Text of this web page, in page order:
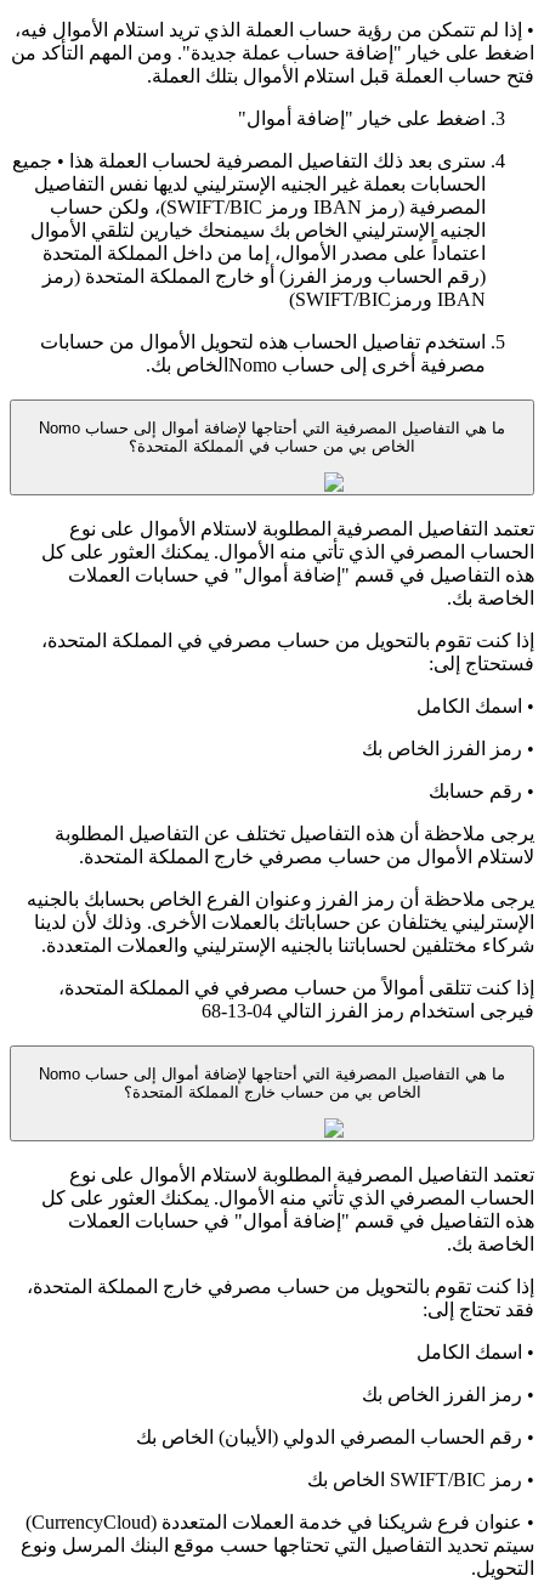
• إذا لم تتمكن من رؤية حساب العملة الذي تريد استلام الأموال فيه،
اضغط على خيار "إضافة حساب عملة جديدة". ومن المهم التأكد من
فتح حساب العملة قبل استلام الأموال بتلك العملة.
اضغط على خيار "إضافة أموال"
سترى بعد ذلك التفاصيل المصرفية لحساب العملة هذا • جميع
الحسابات بعملة غير الجنيه الإسترليني لديها نفس التفاصيل
المصرفية (رمز IBAN ورمز SWIFT/BIC)، ولكن حساب
الجنيه الإسترليني الخاص بك سيمنحك خيارين لتلقي الأموال
اعتماداً على مصدر الأموال، إما من داخل المملكة المتحدة
(رقم الحساب ورمز الفرز) أو خارج المملكة المتحدة (رمز
IBAN ورمزSWIFT/BIC)
استخدم تفاصيل الحساب هذه لتحويل الأموال من حسابات
مصرفية أخرى إلى حساب Nomoالخاص بك.
ما هي التفاصيل المصرفية التي أحتاجها لإضافة أموال إلى حساب Nomo
الخاص بي من حساب في المملكة المتحدة؟
تعتمد التفاصيل المصرفية المطلوبة لاستلام الأموال على نوع
الحساب المصرفي الذي تأتي منه الأموال. يمكنك العثور على كل
هذه التفاصيل في قسم "إضافة أموال" في حسابات العملات
الخاصة بك.
إذا كنت تقوم بالتحويل من حساب مصرفي في المملكة المتحدة،
فستحتاج إلى:
• اسمك الكامل
• رمز الفرز الخاص بك
• رقم حسابك
يرجى ملاحظة أن هذه التفاصيل تختلف عن التفاصيل المطلوبة
لاستلام الأموال من حساب مصرفي خارج المملكة المتحدة.
يرجى ملاحظة أن رمز الفرز وعنوان الفرع الخاص بحسابك بالجنيه
الإسترليني يختلفان عن حساباتك بالعملات الأخرى. وذلك لأن لدينا
شركاء مختلفين لحساباتنا بالجنيه الإسترليني والعملات المتعددة.
إذا كنت تتلقى أموالاً من حساب مصرفي في المملكة المتحدة،
فيرجى استخدام رمز الفرز التالي 04-13-68
ما هي التفاصيل المصرفية التي أحتاجها لإضافة أموال إلى حساب Nomo
الخاص بي من حساب خارج المملكة المتحدة؟
تعتمد التفاصيل المصرفية المطلوبة لاستلام الأموال على نوع
الحساب المصرفي الذي تأتي منه الأموال. يمكنك العثور على كل
هذه التفاصيل في قسم "إضافة أموال" في حسابات العملات
الخاصة بك.
إذا كنت تقوم بالتحويل من حساب مصرفي خارج المملكة المتحدة،
فقد تحتاج إلى:
• اسمك الكامل
• رمز الفرز الخاص بك
• رقم الحساب المصرفي الدولي (الأيبان) الخاص بك
• رمز SWIFT/BIC الخاص بك
• عنوان فرع شريكنا في خدمة العملات المتعددة (CurrencyCloud)
سيتم تحديد التفاصيل التي تحتاجها حسب موقع البنك المرسل ونوع
التحويل.